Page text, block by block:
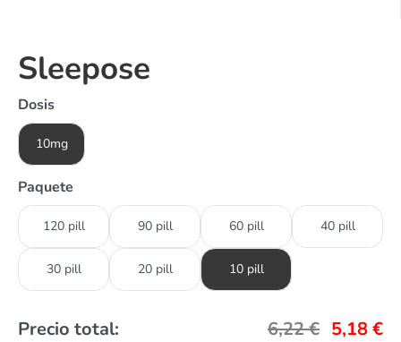
Sleepose
Dosis
10mg
Paquete
120 pill 90 pill 60 pill 40 pill
30 pill 20 pill 10 pill
Precio total: 6,22€ 5,18€